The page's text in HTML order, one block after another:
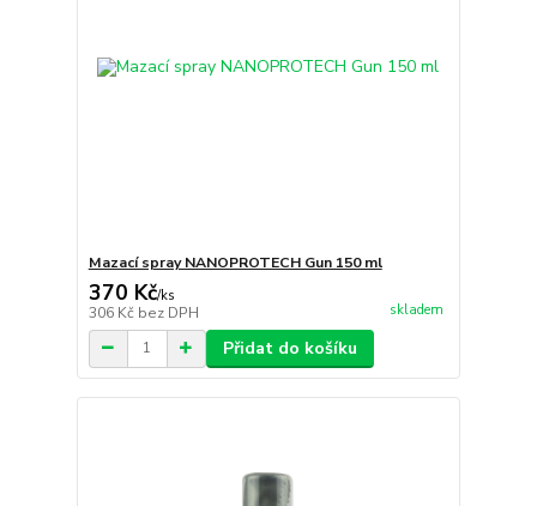
Mazací spray NANOPROTECH Gun 150 ml
370 Kč/ks
306 Kč bez DPH skladem
Přidat do košíku